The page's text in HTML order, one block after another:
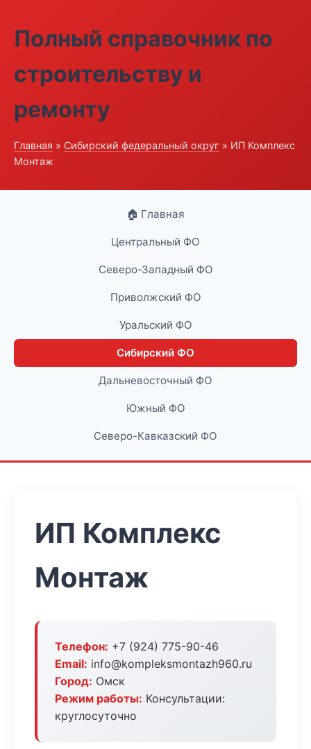
Полный справочник по
строительству и
ремонту
Главная » Сибирский федеральный округ » ИП Комплекс
Монтаж
🏠 Главная
Центральный ФО
Северо-Западный ФО
Приволжский ФО
Уральский ФО
Сибирский ФО
Дальневосточный ФО
Южный ФО
Северо-Кавказский ФО
ИП Комплекс
Монтаж
Телефон: +7 (924) 775-90-46
Email: info@kompleksmontazh960.ru
Город: Омск
Режим работы: Консультации:
круглосуточно